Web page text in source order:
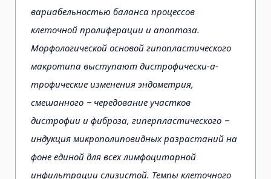
вариабельностью баланса процессов
клеточной пролиферации и апоптоза.
Морфологической основой гипопластического
макротипа выступают дистрофически-а-
трофические изменения эндометрия,
смешанного − чередование участков
дистрофии и фиброза, гиперпластического −
индукция микрополиповидных разрастаний на
фоне единой для всех лимфоцитарной
инфильтрации слизистой. Темпы клеточного